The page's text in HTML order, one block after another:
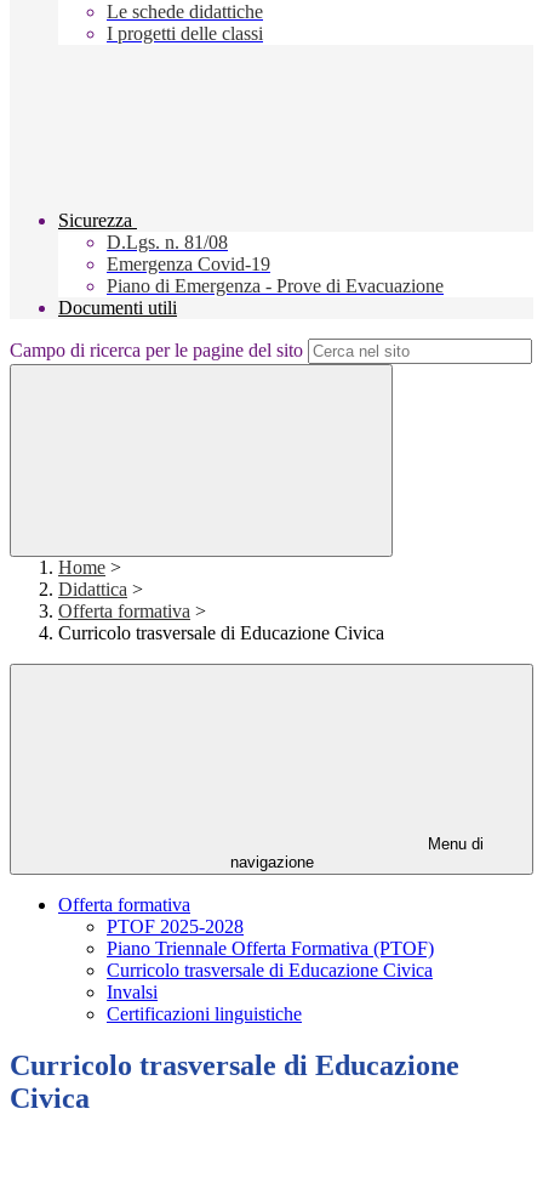
Le schede didattiche
I progetti delle classi
Sicurezza
D.Lgs. n. 81/08
Emergenza Covid-19
Piano di Emergenza - Prove di Evacuazione
Documenti utili
Campo di ricerca per le pagine del sito
Home >
Didattica >
Offerta formativa >
Curricolo trasversale di Educazione Civica
Menu di
navigazione
Offerta formativa
PTOF 2025-2028
Piano Triennale Offerta Formativa (PTOF)
Curricolo trasversale di Educazione Civica
Invalsi
Certificazioni linguistiche
Curricolo trasversale di Educazione
Civica